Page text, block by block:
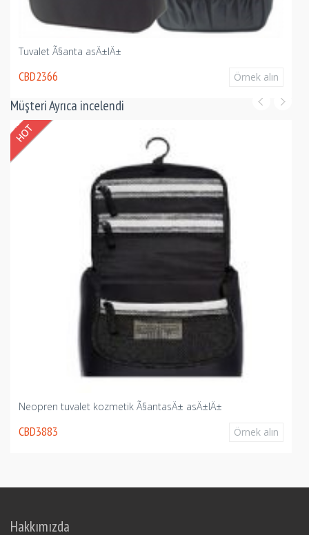
Tuvalet Ã§anta asÄ±lÄ±
CBD2366 Örnek alın
Müşteri Ayrıca incelendi
Neopren tuvalet kozmetik Ã§antasÄ± asÄ±lÄ±
CBD3883 Örnek alın
Hakkımızda